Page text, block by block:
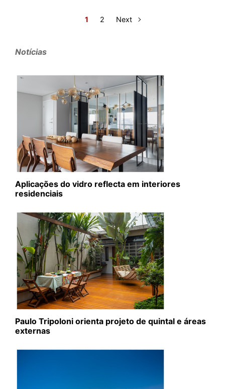
1 2 Next
Notícias
Aplicações do vidro reflecta em interiores
residenciais
Paulo Tripoloni orienta projeto de quintal e áreas
externas